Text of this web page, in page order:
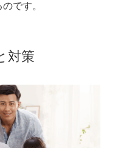
です。
対策